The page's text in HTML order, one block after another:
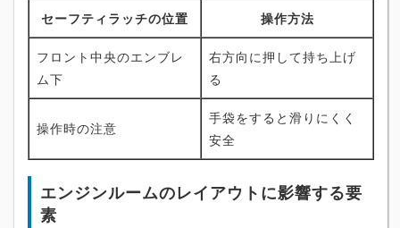
セーフティラッチの位置 操作方法
フロント中央のエンブレ
ム下
右方向に押して持ち上げ
る
操作時の注意
手袋をすると滑りにくく
安全
エンジンルームのレイアウトに影響する要
素